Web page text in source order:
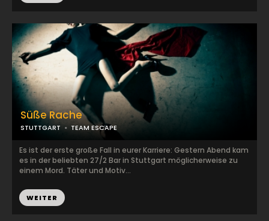
Süße Rache
STUTTGART TEAM ESCAPE
Es ist der erste große Fall in eurer Karriere: Gestern Abend kam
es in der beliebten 27/2 Bar in Stuttgart möglicherweise zu
einem Mord. Täter und Motiv...
WEITER